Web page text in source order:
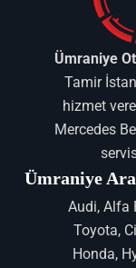
Ümraniye
Tamir
hizmet
Mercedes
Ümraniye
Audi, Alfa
Toyota,
Honda,